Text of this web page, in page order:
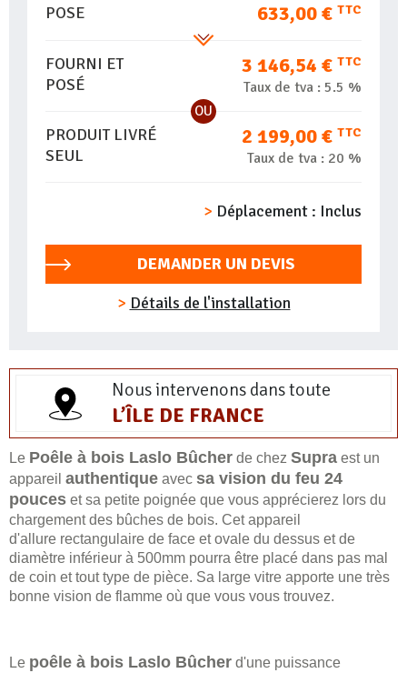
Nous intervenons dans toute
L’ÎLE DE FRANCE
POSE 633,00 € TTC
FOURNI ET
POSÉ
3 146,54 € TTC
Taux de tva : 5.5 %
OU
PRODUIT LIVRÉ
SEUL
2 199,00 € TTC
Taux de tva : 20 %
Déplacement : Inclus
DEMANDER UN DEVIS
Détails de l'installation
Le Poêle à bois Laslo Bûcher de chez Supra est un
appareil authentique avec sa vision du feu 24
pouces et sa petite poignée que vous apprécierez lors du
chargement des bûches de bois. Cet appareil
d'allure rectangulaire de face et ovale du dessus et de
diamètre inférieur à 500mm pourra être placé dans pas mal
de coin et tout type de pièce. Sa large vitre apporte une très
bonne vision de flamme où que vous vous trouvez.
Le poêle à bois Laslo Bûcher d'une puissance